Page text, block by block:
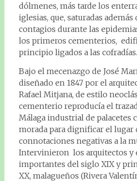
dólmenes, más tarde los
iglesias, que, saturadas además
contagios durante las
los primeros cementerios,
principio ligados a las cofradías.
Bajo el mecenazgo de José
diseñado en 1847 por el
Rafael Mitjana, de estilo
cementerio reproducía el
Málaga industrial de palacetes
morada para dignificar el lugar
connotaciones negativas a la
Intervinieron los arquitectos y
importantes del siglo XIX y
XX, malagueños (Rivera